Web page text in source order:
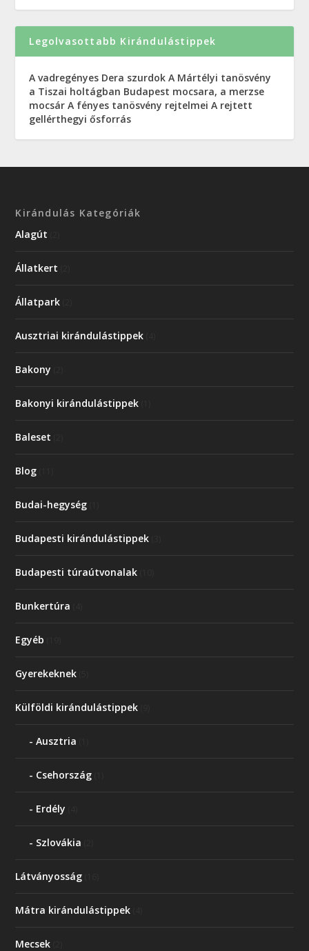
Legolvasottabb Kirándulástippek
A vadregényes Dera szurdok A Mártélyi tanösvény
a Tiszai holtágban Budapest mocsara, a merzse
mocsár A fényes tanösvény rejtelmei A rejtett
gellérthegyi ősforrás
Kirándulás Kategóriák
Alagút
Állatkert
Állatpark
Ausztriai kirándulástippek
Bakony
Bakonyi kirándulástippek
Baleset
Blog
Budai-hegység
Budapesti kirándulástippek
Budapesti túraútvonalak
Bunkertúra
Egyéb
Gyerekeknek
Külföldi kirándulástippek
Ausztria
Csehország
Erdély
Szlovákia
Látványosság
Mátra kirándulástippek
Mecsek